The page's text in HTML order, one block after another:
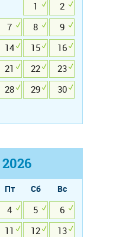
1
2
7 8
9
14 15
16
21 22
23
28 29
30
2026
Пт Сб
Вс
4 5
6
11 12
13